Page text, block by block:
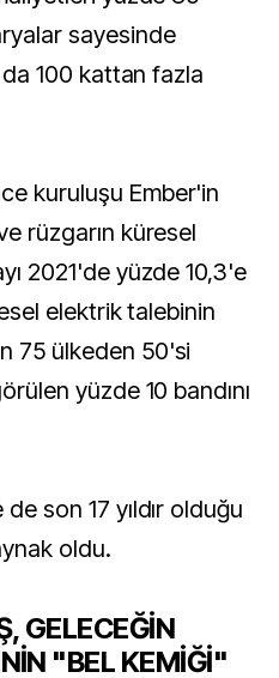
sayesinde
da 100 kattan fazla
kuruluşu Ember'in
rüzgarın küresel
2021'de yüzde 10,3'e
elektrik talebinin
75 ülkeden 50'si
yüzde 10 bandını
son 17 yıldır olduğu
oldu.
GELECEĞİN
"BEL KEMİĞİ"